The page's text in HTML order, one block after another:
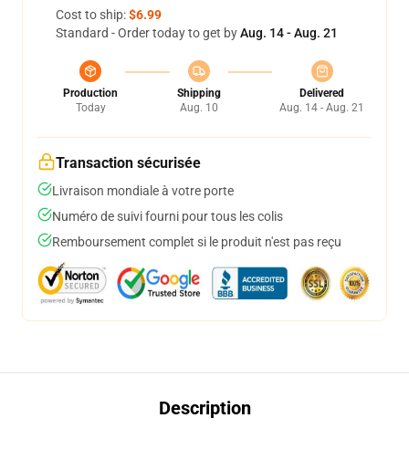
Cost to ship:$6.99
Standard - Order today to get byAug. 14 - Aug. 21
Production
Today
Shipping
Aug. 10
Delivered
Aug. 14 - Aug. 21
Transaction sécurisée
Livraison mondiale à votre porte
Numéro de suivi fourni pour tous les colis
Remboursement complet si le produit n'est pas reçu
Description